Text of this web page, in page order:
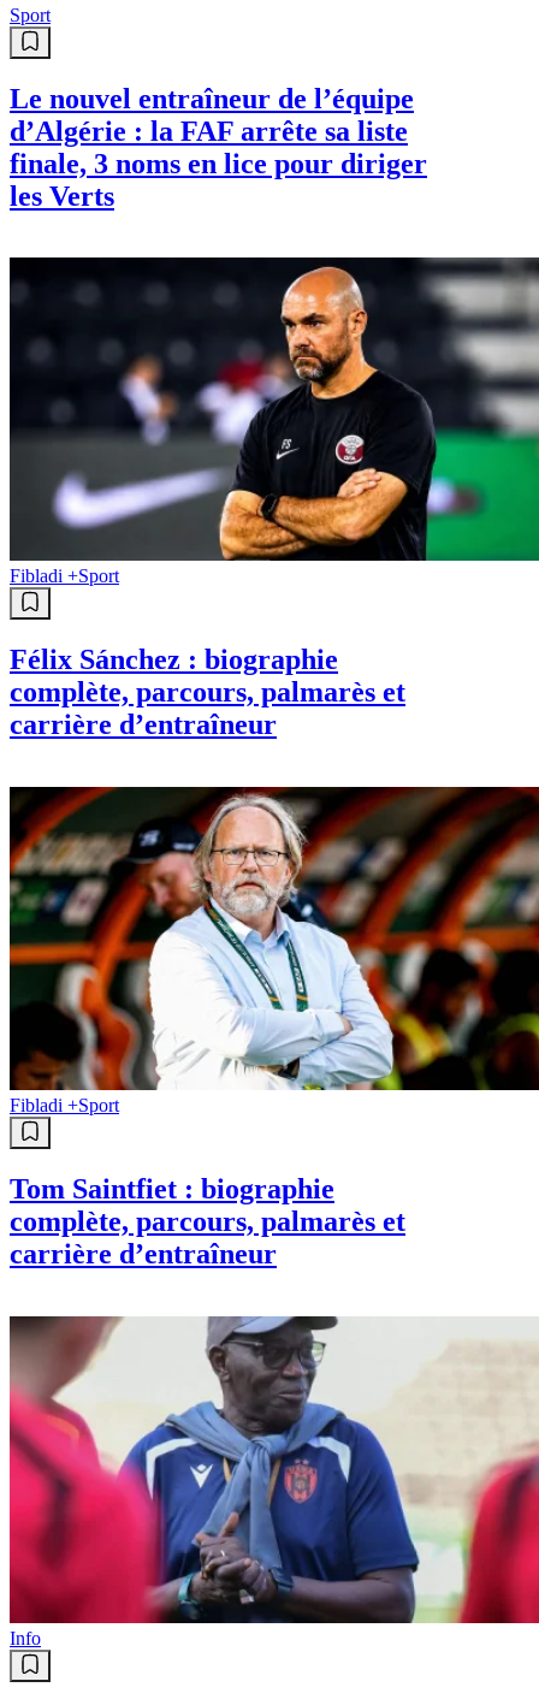
Sport
Le nouvel entraîneur de l’équipe
d’Algérie : la FAF arrête sa liste
finale, 3 noms en lice pour diriger
les Verts
Fibladi +Sport
Félix Sánchez : biographie
complète, parcours, palmarès et
carrière d’entraîneur
Fibladi +Sport
Tom Saintfiet : biographie
complète, parcours, palmarès et
carrière d’entraîneur
Info